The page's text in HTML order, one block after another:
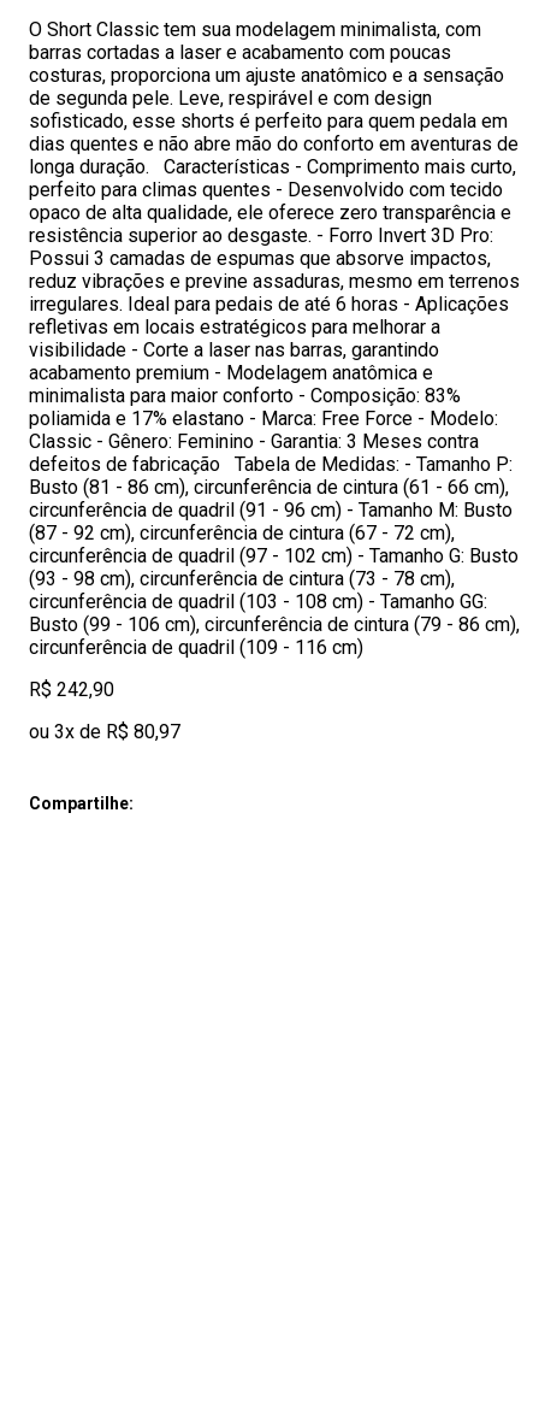
O Short Classic tem sua modelagem minimalista, com
barras cortadas a laser e acabamento com poucas
costuras, proporciona um ajuste anatômico e a sensação
de segunda pele. Leve, respirável e com design
sofisticado, esse shorts é perfeito para quem pedala em
dias quentes e não abre mão do conforto em aventuras de
longa duração. Características - Comprimento mais curto,
perfeito para climas quentes - Desenvolvido com tecido
opaco de alta qualidade, ele oferece zero transparência e
resistência superior ao desgaste. - Forro Invert 3D Pro:
Possui 3 camadas de espumas que absorve impactos,
reduz vibrações e previne assaduras, mesmo em terrenos
irregulares. Ideal para pedais de até 6 horas - Aplicações
refletivas em locais estratégicos para melhorar a
visibilidade - Corte a laser nas barras, garantindo
acabamento premium - Modelagem anatômica e
minimalista para maior conforto - Composição: 83%
poliamida e 17% elastano - Marca: Free Force - Modelo:
Classic - Gênero: Feminino - Garantia: 3 Meses contra
defeitos de fabricação Tabela de Medidas: - Tamanho P:
Busto (81 - 86 cm), circunferência de cintura (61 - 66 cm),
circunferência de quadril (91 - 96 cm) - Tamanho M: Busto
(87 - 92 cm), circunferência de cintura (67 - 72 cm),
circunferência de quadril (97 - 102 cm) - Tamanho G: Busto
(93 - 98 cm), circunferência de cintura (73 - 78 cm),
circunferência de quadril (103 - 108 cm) - Tamanho GG:
Busto (99 - 106 cm), circunferência de cintura (79 - 86 cm),
circunferência de quadril (109 - 116 cm)
R$ 242,90
ou 3x de R$ 80,97
Compartilhe: